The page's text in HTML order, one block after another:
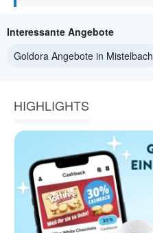
Interessante Angebote
Goldora Angebote in Mistelbach
HIGHLIGHTS